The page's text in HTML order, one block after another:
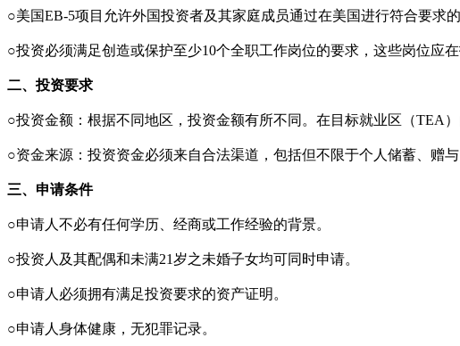
○美国EB-5项目允许外国投资者及其家庭成员通过在美国进行符合要求
○投资必须满足创造或保护至少10个全职工作岗位的要求，这些岗位应
二、投资要求
○投资金额：根据不同地区，投资金额有所不同。在目标就业区（TEA
○资金来源：投资资金必须来自合法渠道，包括但不限于个人储蓄、赠与
三、申请条件
○申请人不必有任何学历、经商或工作经验的背景。
○投资人及其配偶和未满21岁之未婚子女均可同时申请。
○申请人必须拥有满足投资要求的资产证明。
○申请人身体健康，无犯罪记录。